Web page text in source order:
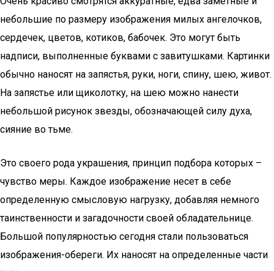
небольшие по размеру изображения милых ангелочков,
сердечек, цветов, котиков, бабочек. Это могут быть
надписи, выполненные буквами с завитушками. Картинки
обычно наносят на запястья, руки, ноги, спину, шею, живот.
На запястье или щиколотку, на шею можно нанести
небольшой рисунок звезды, обозначающей силу духа,
сияние во тьме.
Это своего рода украшения, принцип подбора которых –
чувство меры. Каждое изображение несет в себе
определенную смысловую нагрузку, добавляя немного
таинственности и загадочности своей обладательнице.
Большой популярностью сегодня стали пользоваться
изображения-обереги. Их наносят на определенные части